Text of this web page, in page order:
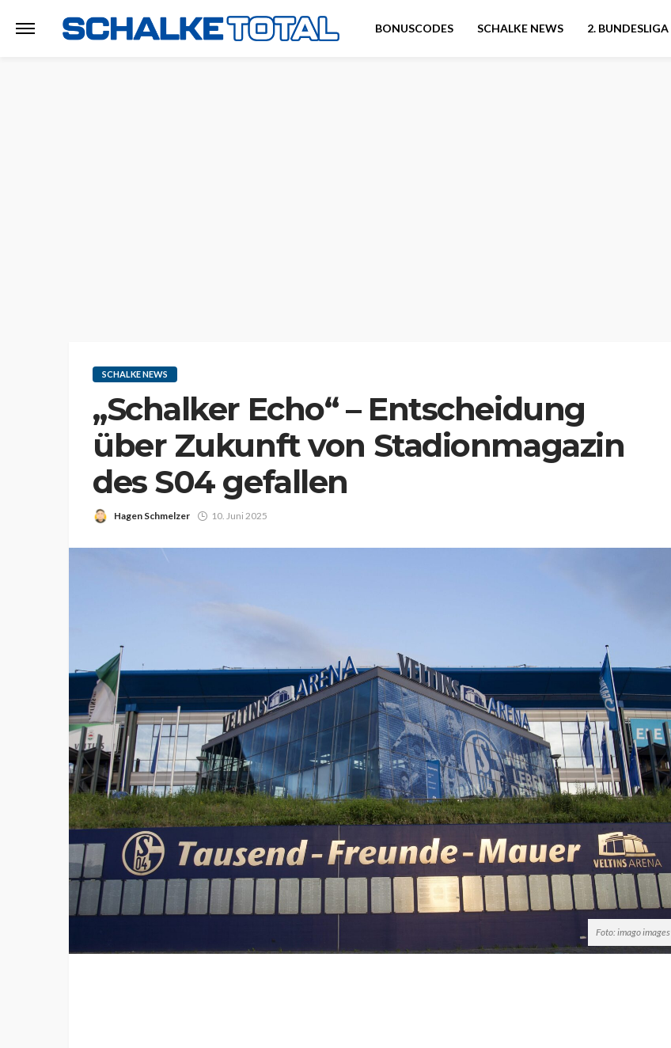
BONUSCODES SCHALKE NEWS 2. BUNDESLIGA
SCHALKE NEWS
„Schalker Echo“ – Entscheidung
über Zukunft von Stadionmagazin
des S04 gefallen
Hagen Schmelzer 10. Juni 2025
Foto: imago images